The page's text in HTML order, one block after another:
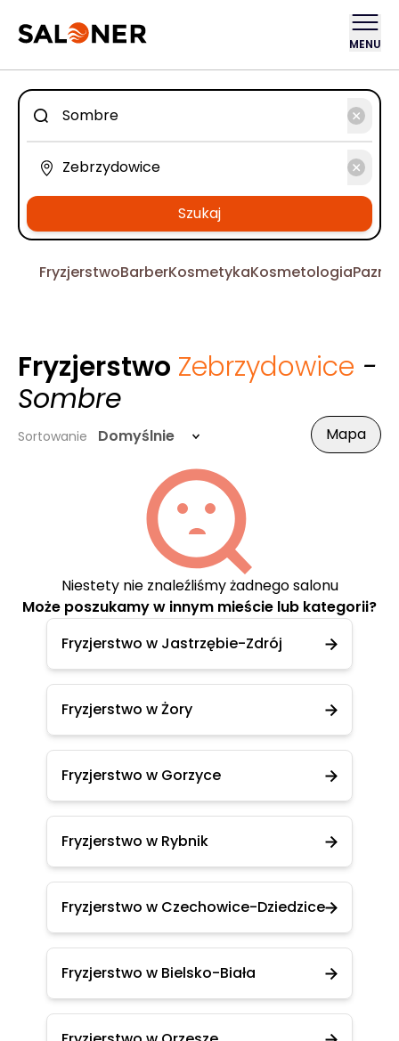
MENU
Szukaj
FryzjerstwoBarberKosmetykaKosmetologia
Fryzjerstwo Zebrzydowice -
Sombre
Sortowanie Domyślnie Mapa
Niestety nie znaleźliśmy żadnego salonu
Może poszukamy w innym mieście lub kategorii?
Fryzjerstwo w Jastrzębie-Zdrój
Fryzjerstwo w Żory
Fryzjerstwo w Gorzyce
Fryzjerstwo w Rybnik
Fryzjerstwo w Czechowice-Dziedzice
Fryzjerstwo w Bielsko-Biała